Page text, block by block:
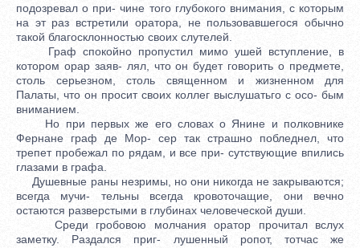
подозревал о при- чине того глубокого внимания, с которым
на эт раз встретили оратора, не пользовавшегося обычно
такой благосклонностью своих слутелей.
Граф спокойно пропустил мимо ушей вступление, в
котором орар заяв- лял, что он будет говорить о предмете,
столь серьезном, столь священном и жизненном для
Палаты, что он просит своих коллег выслушатьго с осо- бым
вниманием.
Но при первых же его словах о Янине и полковнике
Фернане граф де Мор- сер так страшно побледнел, что
трепет пробежал по рядам, и все при- сутствующие впились
глазами в графа.
Душевные раны незримы, но они никогда не закрываются;
всегда мучи- тельны всегда кровоточащие, они вечно
остаются разверстыми в глубинах человеческой души.
Среди гробовою молчания оратор прочитал вслух
заметку. Раздался приг- лушенный ропот, тотчас же